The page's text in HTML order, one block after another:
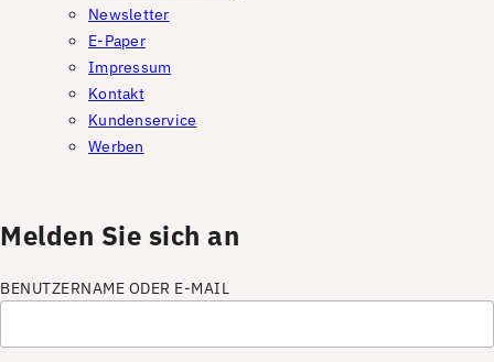
Newsletter
E-Paper
Impressum
Kontakt
Kundenservice
Werben
Melden Sie sich an
BENUTZERNAME ODER E-MAIL